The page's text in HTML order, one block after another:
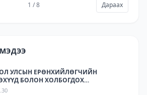
1 / 8 Дараах
УЛСЫН ЕРӨНХИЙЛӨГЧИЙН
БОЛОН ХОЛБОГДОХ
ТӨЛӨӨЛӨЛ НАЛАЙХЫН